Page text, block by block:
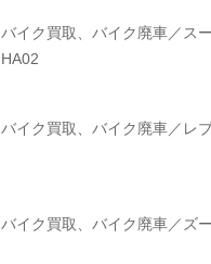
バイク買取、バイク廃車／ス
HA02
バイク買取、バイク廃車／レ
バイク買取、バイク廃車／ズ